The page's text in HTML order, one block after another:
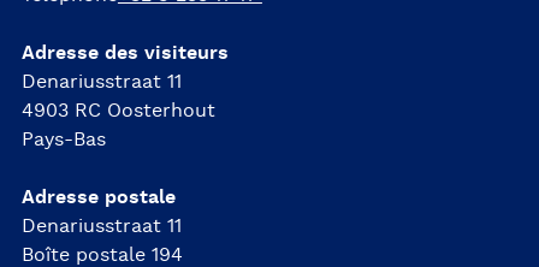
Adresse des visiteurs
Denariusstraat 11
4903 RC Oosterhout
Pays-Bas
Adresse postale
Denariusstraat 11
Boîte postale 194